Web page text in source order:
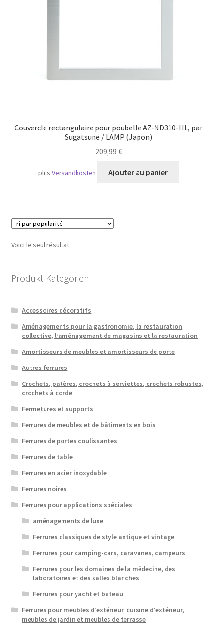
Couvercle rectangulaire pour poubelle AZ-ND310-HL, par
Sugatsune / LAMP (Japon)
209,99 €
plusVersandkosten Ajouter au panier
Voici le seul résultat
Produkt-Kategorien
Accessoires décoratifs
Aménagements pour la gastronomie, la restauration
collective, l’aménagement de magasins et la restauration
Amortisseurs de meubles et amortisseurs de porte
Autres ferrures
Crochets, patères, crochets à serviettes, crochets robustes,
crochets à corde
Fermetures et supports
Ferrures de meubles et de bâtiments en bois
Ferrures de portes coulissantes
Ferrures de table
Ferrures en acier inoxydable
Ferrures noires
Ferrures pour applications spéciales
aménagements de luxe
Ferrures classiques de style antique et vintage
Ferrures pour camping-cars, caravanes, campeurs
Ferrures pour les domaines de la médecine, des
laboratoires et des salles blanches
Ferrures pour yacht et bateau
Ferrures pour meubles d'extérieur, cuisine d'extérieur,
meubles de jardin et meubles de terrasse